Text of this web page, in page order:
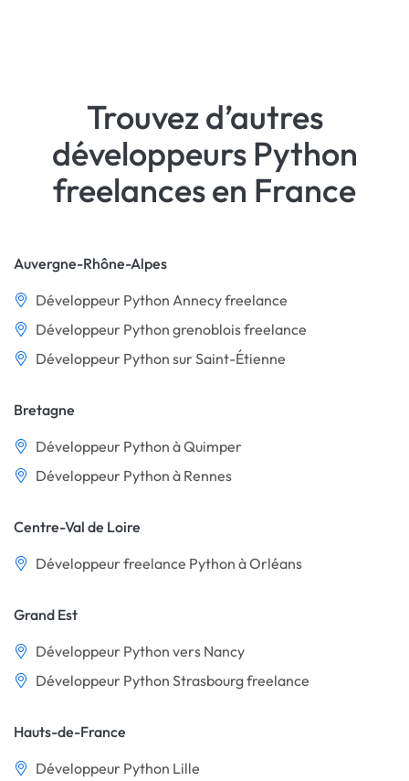
Trouvez d’autres
développeurs Python
freelances en France
Auvergne-Rhône-Alpes
Développeur Python Annecy freelance
Développeur Python grenoblois freelance
Développeur Python sur Saint-Étienne
Bretagne
Développeur Python à Quimper
Développeur Python à Rennes
Centre-Val de Loire
Développeur freelance Python à Orléans
Grand Est
Développeur Python vers Nancy
Développeur Python Strasbourg freelance
Hauts-de-France
Développeur Python Lille